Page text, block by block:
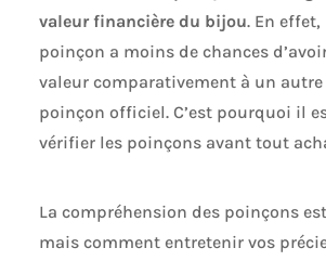
valeur financière du bijou. En
poinçon a moins de chances
valeur comparativement à un autre
poinçon officiel. C’est pourquoi il
vérifier les poinçons avant tout
La compréhension des poinçons
mais comment entretenir vos